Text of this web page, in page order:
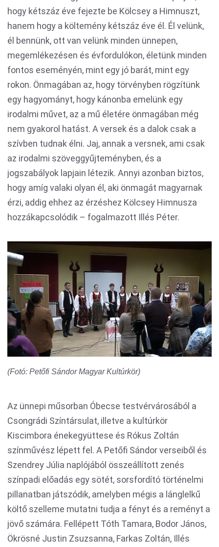
hogy kétszáz éve fejezte be Kölcsey a Himnuszt,
hanem hogy a költemény kétszáz éve él. Él velünk,
él bennünk, ott van velünk minden ünnepen,
megemlékezésen és évfordulókon, életünk minden
fontos eseményén, mint egy jó barát, mint egy
rokon. Önmagában az, hogy törvényben rögzítünk
egy hagyományt, hogy kánonba emelünk egy
irodalmi művet, az a mű életére önmagában még
nem gyakorol hatást. A versek és a dalok csak a
szívben tudnak élni. Jaj, annak a versnek, ami csak
az irodalmi szöveggyűjteményben, és a
jogszabályok lapjain létezik. Annyi azonban biztos,
hogy amíg valaki olyan él, aki önmagát magyarnak
érzi, addig ehhez az érzéshez Kölcsey Himnusza
hozzákapcsolódik – fogalmazott Illés Péter.
(Fotó: Petőfi Sándor Magyar Kultúrkör)
Az ünnepi műsorban Óbecse testvérvárosából a
Csongrádi Színtársulat, illetve a kultúrkör
Kiscimbora énekegyüttese és Rókus Zoltán
színművész lépett fel. A Petőfi Sándor verseiből és
Szendrey Júlia naplójából összeállított zenés
színpadi előadás egy sötét, sorsfordító történelmi
pillanatban játszódik, amelyben mégis a lánglelkű
költő szelleme mutatni tudja a fényt és a reményt a
jövő számára. Fellépett Tóth Tamara, Bodor János,
Ökrösné Justin Zsuzsanna, Farkas Zoltán, Illés